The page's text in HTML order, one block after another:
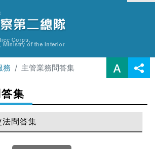
務 主管業務問答集
集
問答集